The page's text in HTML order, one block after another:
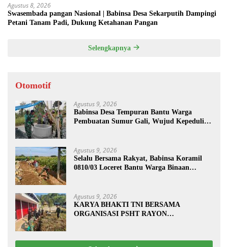
Agustus 8, 2026
Swasembada pangan Nasional | Babinsa Desa Sekarputih Dampingi
Petani Tanam Padi, Dukung Ketahanan Pangan
Selengkapnya
Otomotif
Agustus 9, 2026
Babinsa Desa Tempuran Bantu Warga
Pembuatan Sumur Gali, Wujud Kepedulian
Agustus 9, 2026
Selalu Bersama Rakyat, Babinsa Koramil
0810/03 Loceret Bantu Warga Binaan
Agustus 9, 2026
KARYA BHAKTI TNI BERSAMA
ORGANISASI PSHT RAYON
KEMANUNGGALAN TNI-RAKYAT